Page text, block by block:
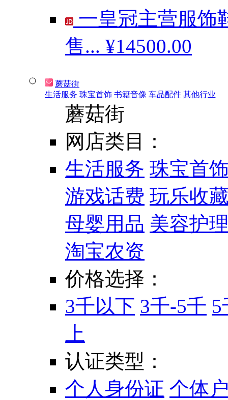
一皇冠主营服饰
售... ¥14500.00
蘑菇街
生活服务 珠宝首饰 书籍音像 车品配件 其他行业
蘑菇街
网店类目：
生活服务 珠宝首
游戏话费 玩乐收
母婴用品 美容护
淘宝农资
价格选择：
3千以下 3千-5千 5
上
认证类型：
个人身份证 个体